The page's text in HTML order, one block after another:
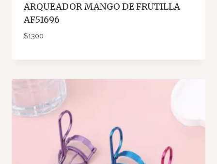
ARQUEADOR MANGO DE FRUTILLA
AF51696
$1300